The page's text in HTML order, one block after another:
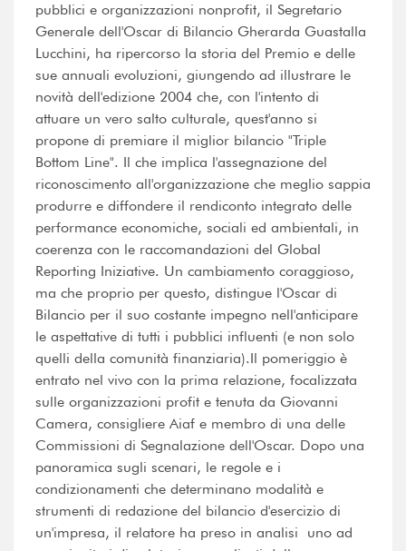
pubblici e organizzazioni nonprofit, il Segretario
Generale dell'Oscar di Bilancio Gherarda Guastalla
Lucchini, ha ripercorso la storia del Premio e delle
sue annuali evoluzioni, giungendo ad illustrare le
novità dell'edizione 2004 che, con l'intento di
attuare un vero salto culturale, quest'anno si
propone di premiare il miglior bilancio "Triple
Bottom Line". Il che implica l'assegnazione del
riconoscimento all'organizzazione che meglio sappia
produrre e diffondere il rendiconto integrato delle
performance economiche, sociali ed ambientali, in
coerenza con le raccomandazioni del Global
Reporting Iniziative. Un cambiamento coraggioso,
ma che proprio per questo, distingue l'Oscar di
Bilancio per il suo costante impegno nell'anticipare
le aspettative di tutti i pubblici influenti (e non solo
quelli della comunità finanziaria).Il pomeriggio è
entrato nel vivo con la prima relazione, focalizzata
sulle organizzazioni profit e tenuta da Giovanni
Camera, consigliere Aiaf e membro di una delle
Commissioni di Segnalazione dell'Oscar. Dopo una
panoramica sugli scenari, le regole e i
condizionamenti che determinano modalità e
strumenti di redazione del bilancio d'esercizio di
un'impresa, il relatore ha preso in analisi  uno ad